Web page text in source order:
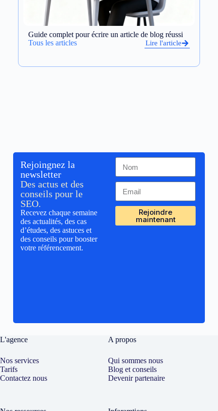
Guide complet pour écrire un article de blog réussi
Tous les articles
Lire l'article
Rejoingnez la
newsletter
Des actus et des
conseils pour le
SEO.
Recevez chaque semaine
des actualités, des cas
d’études, des astuces et
des conseils pour booster
votre référencement.
Rejoindre
maintenant
L'agence
Nos services
Tarifs
Contactez nous
A propos
Qui sommes nous
Blog et conseils
Devenir partenaire